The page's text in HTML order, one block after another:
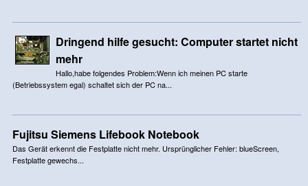
Dringend hilfe gesucht: Computer startet nicht
mehr
Hallo,habe folgendes Problem:Wenn ich meinen PC starte
(Betriebssystem egal) schaltet sich der PC na...
Fujitsu Siemens Lifebook Notebook
Das Gerät erkennt die Festplatte nicht mehr. Ursprünglicher Fehler: blueScreen,
Festplatte gewechs...